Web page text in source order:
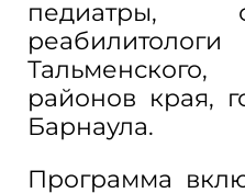
педиатры,
районов края,
Барнаула.
Программа